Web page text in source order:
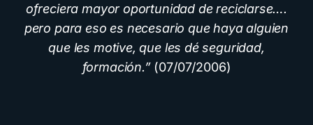
ofreciera mayor oportunidad de reciclarse….
pero para eso es necesario que haya alguien
que les motive, que les dé seguridad,
formación.”(07/07/2006)